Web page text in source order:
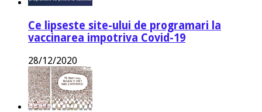
Ce lipseste site-ului de programari la
vaccinarea impotriva Covid-19
28/12/2020